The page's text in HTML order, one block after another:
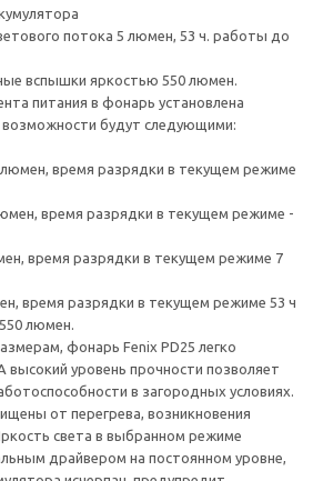
потока 5 люмен, 53 ч. работы до
вспышки яркостью 550 люмен.
питания в фонарь установлена
возможности будут следующими:
люмен, время разрядки в текущем режиме
время разрядки в текущем режиме -
время разрядки в текущем режиме 7
время разрядки в текущем режиме 53 ч
люмен.
фонарь Fenix PD25 легко
высокий уровень прочности позволяет
в загородных условиях.
от перегрева, возникновения
света в выбранном режиме
драйвером на постоянном уровне,